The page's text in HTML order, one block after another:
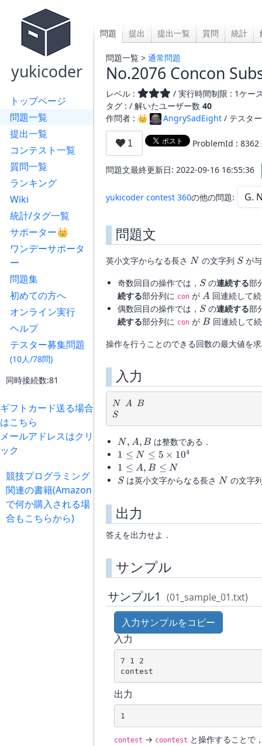
yukicoder
トップページ
問題一覧
提出一覧
コンテスト一覧
質問一覧
ランキング
Wiki
統計/タグ一覧
サポーター👑
ワンデーサポータ
ー
問題集
初めての方へ
オンライン実行
ヘルプ
テスター募集問題
(10人/78問)
同時接続数:81
ギフトカード送る場合
はこちら
メールアドレスはクリ
ック
競技プログラミング
関連の書籍(Amazon
で何か購入される場
合もこちらから)
問題 提出 提出一覧 質問 統計
問題一覧 > 通常問題
No.2076 Concon
レベル :
/ 実行時間制限 : 1ケー
タグ : / 解いたユーザー数 40
作問者 : 👑
AngrySadEight / テスタ
ProblemId :
問題文最終更新日: 2022-09-16 16:55:36
yukicoder contest 360の他の問題:
問題文
英小文字からなる長さ N
N の文字列 S
Sが与
奇数回目の操作では， S
Sの連続する部
続する部分列に con が A
A 回連続して
偶数回目の操作では， S
Sの連続する部
続する部分列に con が B
B 回連続して
操作を行うことのできる回数の最大値を
入力
N
N A
A B
B
S
S
N,
A,
B
N , A, B は整数である．
1 \leq
N \leq
5
1 ≤ N ≤ 5 × 104
1
\leq
N
1 ≤ A, B ≤ N
S
Sは英小文字からなる長さ N
N の文字
出力
答えを出力せよ．
サンプル
サンプル1
(01_sample_01.txt)
入力サンプルをコピー
入力
7 1 2
contest
出力
1
contest → coontest と操作することで